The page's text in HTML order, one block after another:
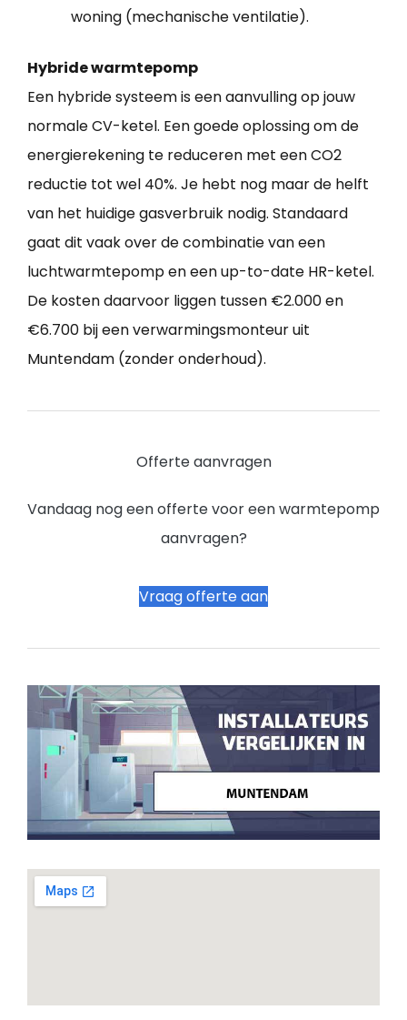
woning (mechanische ventilatie).
Hybride warmtepomp
Een hybride systeem is een aanvulling op jouw
normale CV-ketel. Een goede oplossing om de
energierekening te reduceren met een CO2
reductie tot wel 40%. Je hebt nog maar de helft
van het huidige gasverbruik nodig. Standaard
gaat dit vaak over de combinatie van een
luchtwarmtepomp en een up-to-date HR-ketel.
De kosten daarvoor liggen tussen €2.000 en
€6.700 bij een verwarmingsmonteur uit
Muntendam (zonder onderhoud).
Offerte aanvragen
Vandaag nog een offerte voor een warmtepomp
aanvragen?
Vraag offerte aan